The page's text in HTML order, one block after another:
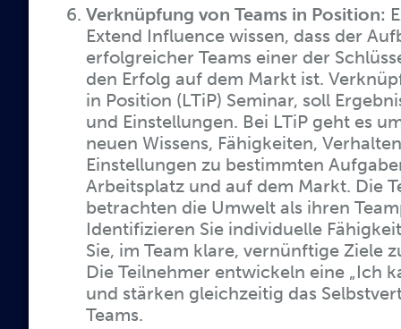
Verknüpfung von Teams in Position:
Extend Influence wissen, dass der
erfolgreicher Teams einer der
den Erfolg auf dem Markt ist.
in Position (LTiP) Seminar, soll
und Einstellungen. Bei LTiP geht es
neuen Wissens, Fähigkeiten,
Einstellungen zu bestimmten
Arbeitsplatz und auf dem Markt. Die
betrachten die Umwelt als ihren
Identifizieren Sie individuelle
Sie, im Team klare, vernünftige Ziele
Die Teilnehmer entwickeln eine „Ich
und stärken gleichzeitig das
Teams.